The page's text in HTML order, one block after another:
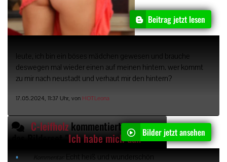
Beitrag jetzt lesen
leute, ich bin ein böses mädchen gewesen und brauche
deswegen mal wieder einen auf meinen hintern. wer kommt
zu mir nach neustadt und verhaut mir den hintern?
17.05.2024, 11:37 Uhr, von HOTLeona
C-leifholzkommentiert
Ich habe mich dann getraut was neues zu machenBilder jetzt ansehen
Kommentar: Echt heiß und wunderschön